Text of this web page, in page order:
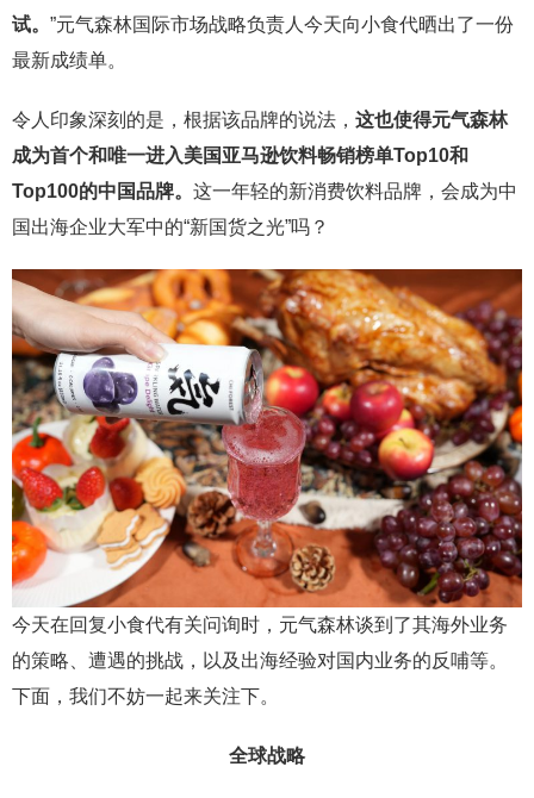
试。 ”元气森林国际市场战略负责人今天向小食代晒出了一份
最新成绩单。
令人印象深刻的是，根据该品牌的说法， 这也使得元气森林
成为首个和唯一进入美国亚马逊饮料畅销榜单Top10和
Top100的中国品牌。 这一年轻的新消费饮料品牌，会成为中
国出海企业大军中的“新国货之光”吗？
今天在回复小食代有关问询时，元气森林谈到了其海外业务
的策略、遭遇的挑战，以及出海经验对国内业务的反哺等。
下面，我们不妨一起来关注下。
全球战略